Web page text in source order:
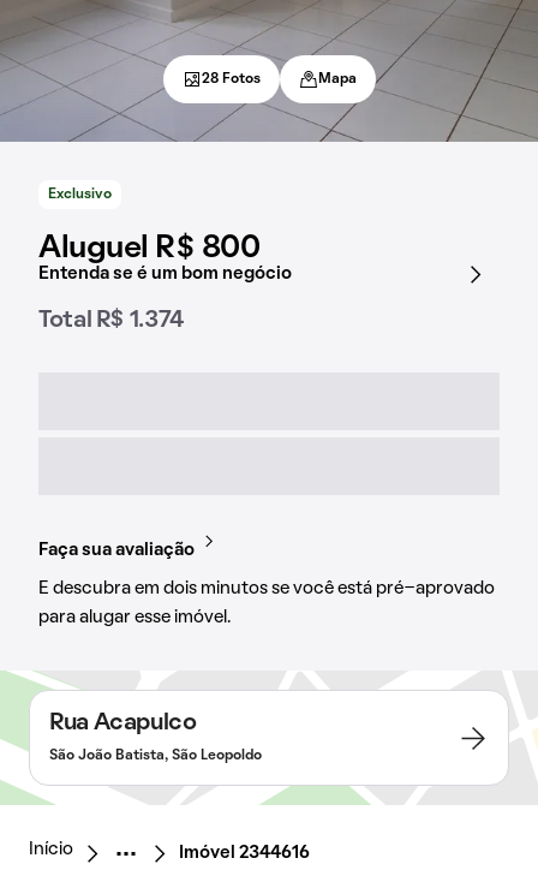
Exclusivo
Aluguel R$ 800
Entenda se é um bom negócio
Total R$ 1.374
Faça sua avaliação
E descubra em dois minutos se você está pré-aprovado
para alugar esse imóvel.
28 Fotos Mapa
Rua Acapulco
São João Batista, São Leopoldo
Início Imóvel 2344616